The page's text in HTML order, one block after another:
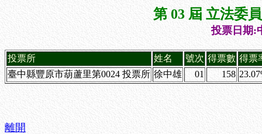
第 03 屆 立法委
投票日期:
投票所 姓名 號次 得票數 得票
臺中縣豐原市葫蘆里第0024 投票所 徐中雄 01 158
離開